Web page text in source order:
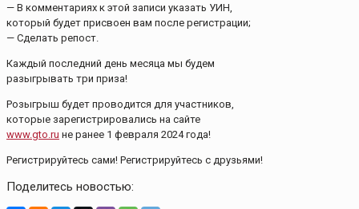
— В комментариях к этой записи указать УИН,
который будет присвоен вам после регистрации;
— Сделать репост.
Каждый последний день месяца мы будем
разыгрывать три приза!
Розыгрыш будет проводится для участников,
которые зарегистрировались на сайте
www.gto.ru не ранее 1 февраля 2024 года!
Регистрируйтесь сами! Регистрируйтесь с друзьями!
Поделитесь новостью: